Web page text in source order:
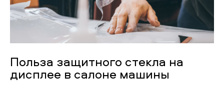
Польза защитного стекла на
дисплее в салоне машины